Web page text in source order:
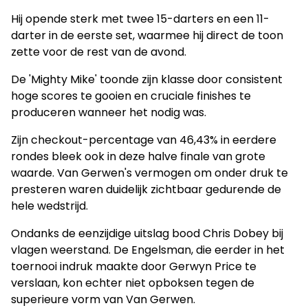
Hij opende sterk met twee 15-darters en een 11-
darter in de eerste set, waarmee hij direct de toon
zette voor de rest van de avond.
De 'Mighty Mike' toonde zijn klasse door consistent
hoge scores te gooien en cruciale finishes te
produceren wanneer het nodig was.
Zijn checkout-percentage van 46,43% in eerdere
rondes bleek ook in deze halve finale van grote
waarde. Van Gerwen's vermogen om onder druk te
presteren waren duidelijk zichtbaar gedurende de
hele wedstrijd.
Ondanks de eenzijdige uitslag bood Chris Dobey bij
vlagen weerstand. De Engelsman, die eerder in het
toernooi indruk maakte door Gerwyn Price te
verslaan, kon echter niet opboksen tegen de
superieure vorm van Van Gerwen.